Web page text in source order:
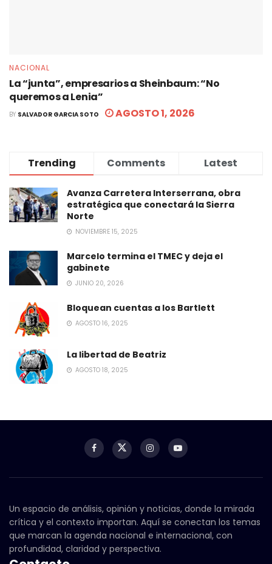
NACIONAL
La “junta”, empresarios a Sheinbaum: “No
queremos a Lenia”
BY SALVADOR GARCIA SOTO AGOSTO 1, 2026
Trending Comments Latest
Avanza Carretera Interserrana, obra
estratégica que conectará la Sierra
Norte
NOVIEMBRE 15, 2025
Marcelo termina el TMEC y deja el
gabinete
JUNIO 20, 2026
Bloquean cuentas a los Bartlett
AGOSTO 16, 2025
La libertad de Beatriz
AGOSTO 18, 2025
Un espacio de análisis, opinión y noticias, donde la mirada
crítica y el contexto importan. Aquí se conectan los temas
que marcan la agenda nacional e internacional, con
profundidad, claridad y perspectiva.